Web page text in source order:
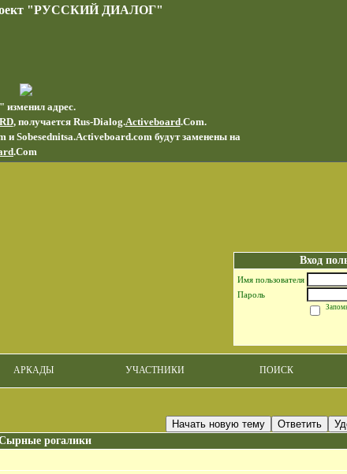
"РУССКИЙ ДИАЛОГ"
адрес.
, получается Rus-Dialog.Activeboard.Com.
Sobesednitsa.Activeboard.com будут заменены на
.Com
Вход
Имя пользователя
Пароль
АРКАДЫ УЧАСТНИКИ ПОИСК
Начать новую тему Ответить
рогалики